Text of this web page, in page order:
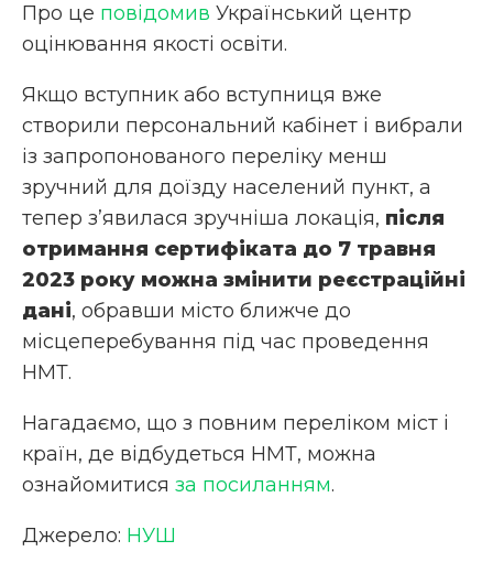
Про це повідомив Український центр
оцінювання якості освіти.
Якщо вступник або вступниця вже
створили персональний кабінет і вибрали
із запропонованого переліку менш
зручний для доїзду населений пункт, а
тепер з’явилася зручніша локація, після
отримання сертифіката до 7 травня
2023 року можна змінити реєстраційні
дані, обравши місто ближче до
місцеперебування під час проведення
НМТ.
Нагадаємо, що з повним переліком міст і
країн, де відбудеться НМТ, можна
ознайомитися за посиланням.
Джерело: НУШ